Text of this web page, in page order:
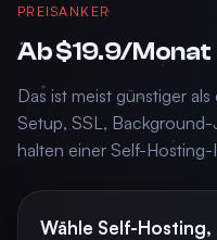
PREISANKER
Ab $19.9/Monat
Das ist meist günstiger
Setup, SSL,
halten einer Self-Hosting-
Wähle Self-Hosting,